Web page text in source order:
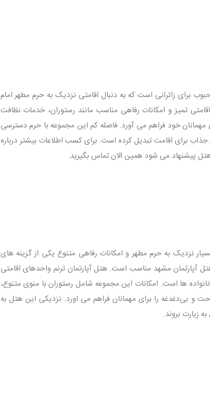
برای زائرانی است که به دنبال اقامتی نزدیک به حرم مطهر امام
تمیز و امکانات رفاهی مناسب مانند رستوران، خدمات نظافت
مهمانان خود فراهم می آورد. فاصله کم این مجموعه با حرم دسترسی
جذاب برای اقامت تبدیل کرده است. برای کسب اطلاعات بیشتر درباره
پیشنهاد می‌ شود همین الان تماس بگیرید.
نزدیک به حرم مطهر و امکانات رفاهی متنوع یکی از گزینه‌ های
آپارتمان مشهد مناسب است. هتل آپارتمان ترنم واحدهای اقامتی
ها است. امکانات این مجموعه شامل رستوران با منوی متنوع،
و بی‌دغدغه را برای مهمانان فراهم می اورد. نزدیکی این هتل به
زیارت بروند.